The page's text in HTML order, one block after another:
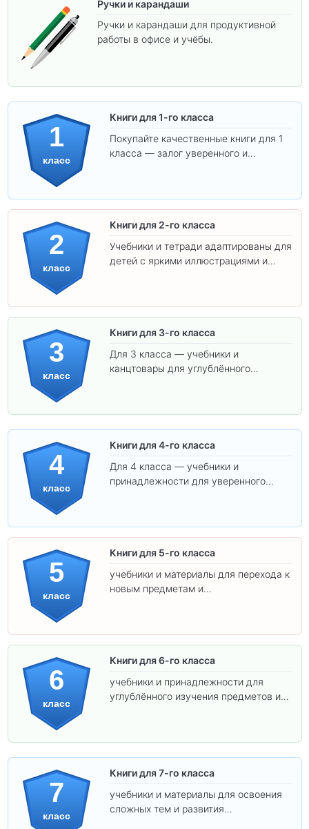
Ручки и карандаши
Ручки и карандаши для продуктивной
работы в офисе и учёбы.
1
класс
Книги для 1-го класса
Покупайте качественные книги для 1
класса — залог уверенного и
2
класс
Книги для 2-го класса
Учебники и тетради адаптированы для
детей с яркими иллюстрациями и
3
класс
Книги для 3-го класса
Для 3 класса — учебники и
канцтовары для углублённого
4
класс
Книги для 4-го класса
Для 4 класса — учебники и
принадлежности для уверенного
5
класс
Книги для 5-го класса
учебники и материалы для перехода к
новым предметам и
6
класс
Книги для 6-го класса
учебники и принадлежности для
углублённого изучения предметов и
7
класс
Книги для 7-го класса
учебники и материалы для освоения
сложных тем и развития